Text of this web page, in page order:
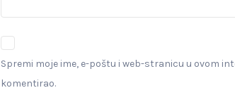
Spremi moje ime, e-poštu i web-stranicu u ovom
komentirao.